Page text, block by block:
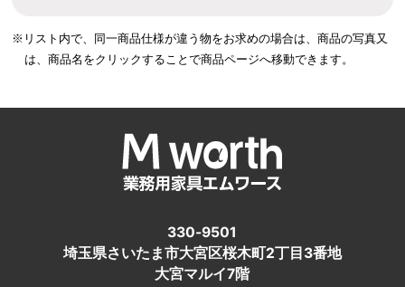
※リスト内で、同一商品仕様が違う物をお求めの場合は、商品の写真又
は、商品名をクリックすることで商品ページへ移動できます。
330-9501
埼玉県さいたま市大宮区桜木町2丁目3番地
大宮マルイ7階